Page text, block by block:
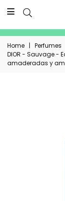
Home | Perfumes
DIOR - Sauvage -
amaderadas y